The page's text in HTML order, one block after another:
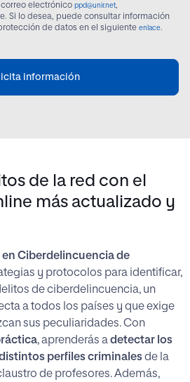
electrónico ppd@unir.net,
Si lo desea, puede consultar información
de datos en el siguiente enlace.
información
de la red con el
más actualizado y
en Ciberdelincuencia de
y protocolos para identificar,
de ciberdelincuencia, un
a todos los países y que exige
sus peculiaridades. Con
, aprenderás adetectar los
perfiles criminalesde la
de profesores. Además,